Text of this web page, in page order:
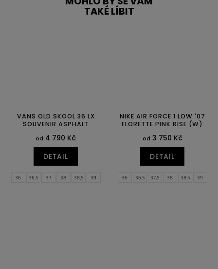
TAKÉ LÍBIT
VANS OLD SKOOL 36 LX
SOUVENIR ASPHALT
od 4 790 Kč
DETAIL
36 36,5 37 38 38,5
39
NIKE AIR FORCE 1 LOW '07
FLORETTE PINK RISE (W)
od 3 750 Kč
DETAIL
36 36,5 37,5 38 38,5
39